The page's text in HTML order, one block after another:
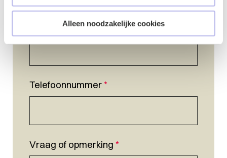
Alleen noodzakelijke cookies
E-mailadres*
Telefoonnummer*
Vraag of opmerking *